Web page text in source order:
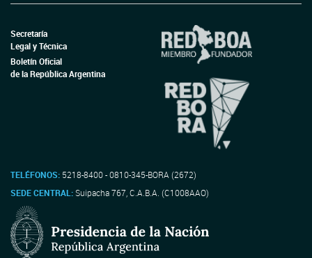
Secretaría
Legal y Técnica
Boletín Oficial
de la República Argentina
TELÉFONOS: 5218-8400 - 0810-345-BORA (2672)
SEDE CENTRAL:Suipacha 767, C.A.B.A. (C1008AAO)